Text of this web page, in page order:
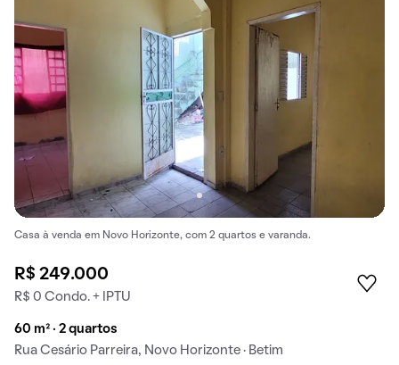
Casa à venda em Novo Horizonte, com 2 quartos e varanda.
R$ 249.000
R$ 0 Condo. + IPTU
60 m² · 2 quartos
Rua Cesário Parreira, Novo Horizonte · Betim